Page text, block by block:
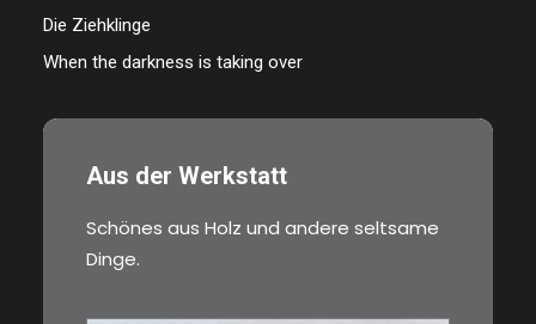
Die Ziehklinge
When the darkness is taking over
Aus der Werkstatt
Schönes aus Holz und andere seltsame
Dinge.